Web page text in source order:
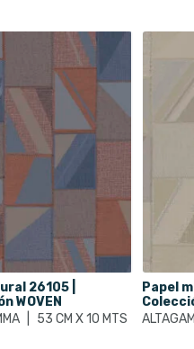
26105 |
WOVEN
53 CM X 10 MTS
Papel